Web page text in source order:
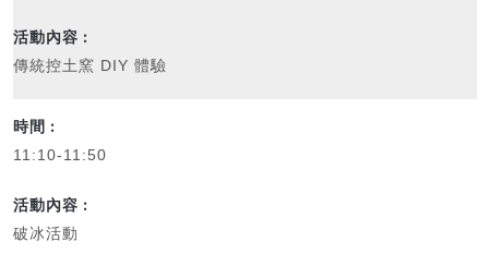
傳統控土窯 DIY 體驗
11:10-11:50
破冰活動